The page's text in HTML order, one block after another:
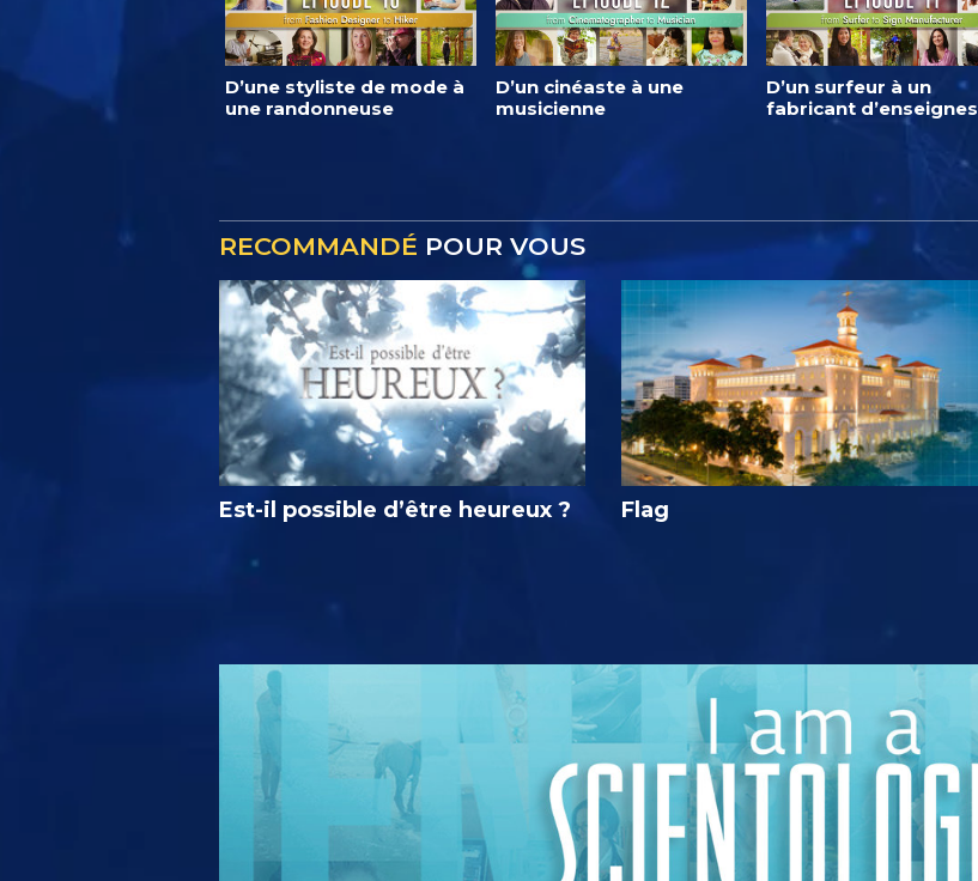
D’une styliste de mode à
une randonneuse
D’un cinéaste à une
musicienne
D’un surfeur à un
fabricant d’enseignes
RECOMMANDÉ POUR VOUS
Est-il possible d’être heureux ? Flag